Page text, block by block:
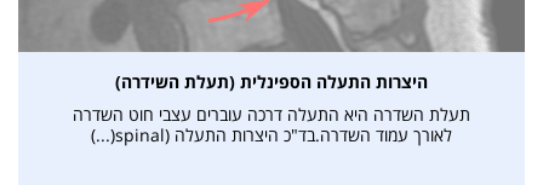
אני מאשרת קבלת דיוור פרסומי במייל
היצרות התעלה הספינלית (תעלת השידרה)
תעלת השדרה היא התעלה דרכה עוברים עצבי חוט השדרה
לאורך עמוד השדרה.בד"כ היצרות התעלה (spinal(...)